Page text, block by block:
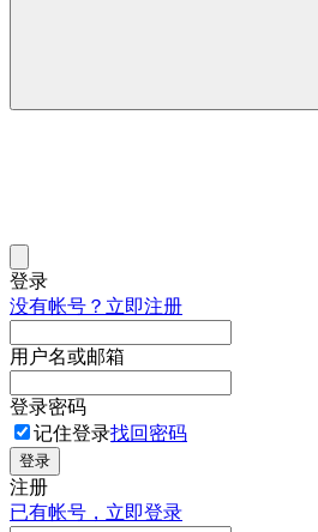
登录
没有帐号？立即注册
用户名或邮箱
登录密码
记住登录找回密码
登录
注册
已有帐号，立即登录